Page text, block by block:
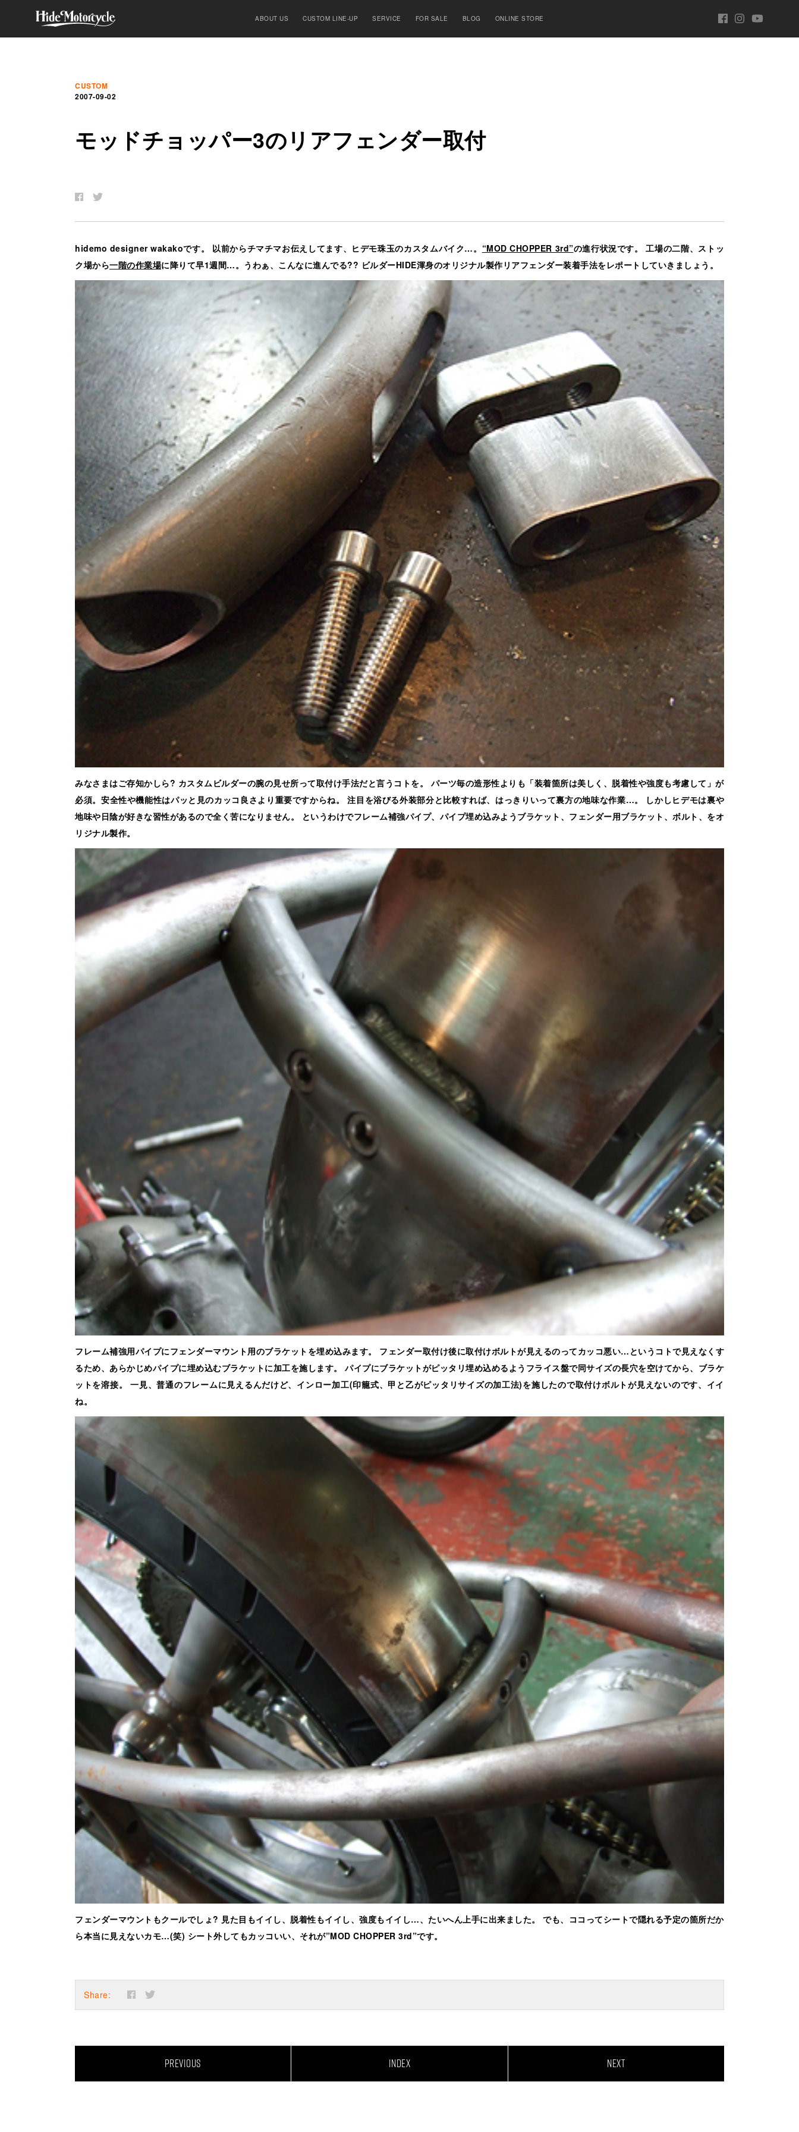
ABOUT US CUSTOM LINE-UP SERVICE FOR SALE BLOG ONLINE STORE
CUSTOM
2007-09-02
モッ ドチョ ッパー3のリ アフ ェンダー取付
hidemo designer wakakoです。 以前からチマチマお伝えしてます、ヒデモ珠玉のカスタムバイク…。 “MOD CHOPPER 3rd”の進行状況です。 工場の二階、ストッ
ク場から一階の作業場に降りて早1週間…。うわぁ、こんなに進んでる?? ビルダーHIDE渾身のオリジナル製作リアフェンダー装着手法をレポートしていきましょう。
みなさまはご存知かしら? カスタムビルダーの腕の見せ所って取付け手法だと言うコトを。 パーツ毎の造形性よりも「装着箇所は美しく、脱着性や強度も考慮して」が
必須。安全性や機能性はパッと見のカッコ良さより重要ですからね。 注目を浴びる外装部分と比較すれば、はっきりいって裏方の地味な作業…。 しかしヒデモは裏や
地味や日陰が好きな習性があるので全く苦になりません。 というわけでフレーム補強パイプ、パイプ埋め込みようブラケット、フェンダー用ブラケット、ボルト、をオ
リジナル製作。
フレーム補強用パイプにフェンダーマウント用のブラケットを埋め込みます。 フェンダー取付け後に取付けボルトが見えるのってカッコ悪い…というコトで見えなくす
るため、あらかじめパイプに埋め込むブラケットに加工を施します。 パイプにブラケットがピッタリ埋め込めるようフライス盤で同サイズの長穴を空けてから、ブラケ
ットを溶接。 一見、普通のフレームに見えるんだけど、インロー加工(印籠式、甲と乙がピッタリサイズの加工法)を施したので取付けボルトが見えないのです、イイ
ね。
フェンダーマウントもクールでしょ? 見た目もイイし、脱着性もイイし、強度もイイし…、たいへん上手に出来ました。 でも、ココってシートで隠れる予定の箇所だか
ら本当に見えないカモ…(笑) シート外してもカッコいい、それが”MOD CHOPPER 3rd”です。
Share:
PREVIOUS INDEX NEXT